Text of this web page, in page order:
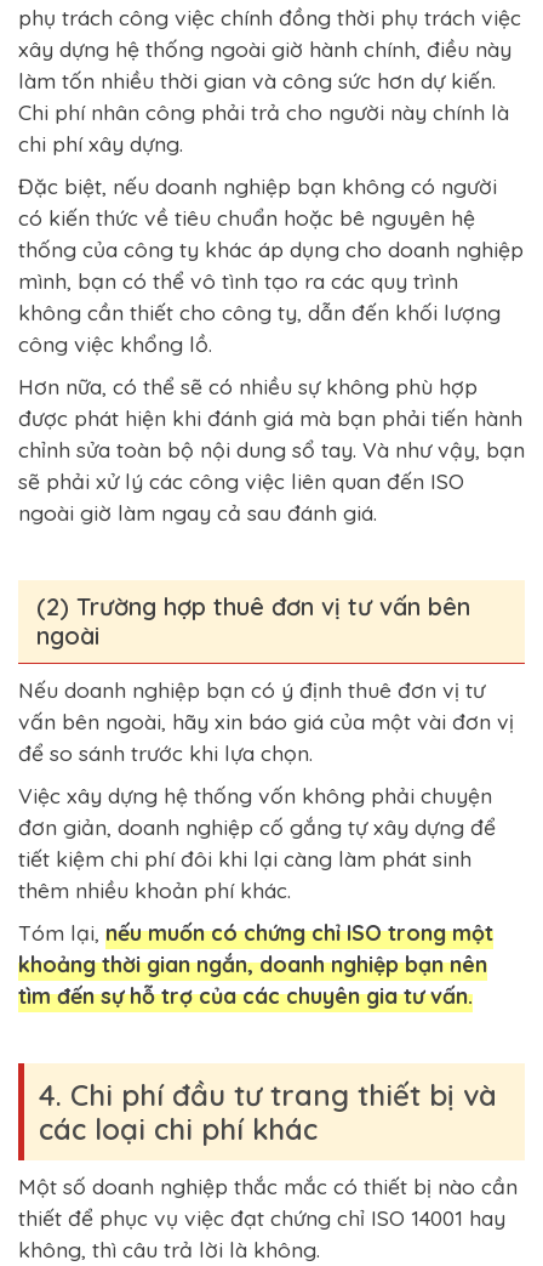
phụ trách công việc chính đồng thời phụ trách việc
xây dựng hệ thống ngoài giờ hành chính, điều này
làm tốn nhiều thời gian và công sức hơn dự kiến.
Chi phí nhân công phải trả cho người này chính là
chi phí xây dựng.
Đặc biệt, nếu doanh nghiệp bạn không có người
có kiến ​​​​thức về tiêu chuẩn hoặc bê nguyên hệ
thống của công ty khác áp dụng cho doanh nghiệp
mình, bạn có thể vô tình tạo ra các quy trình
không cần thiết cho công ty, dẫn đến khối lượng
công việc khổng lồ.
Hơn nữa, có thể sẽ có nhiều sự không phù hợp
được phát hiện khi đánh giá mà bạn phải tiến hành
chỉnh sửa toàn bộ nội dung sổ tay. Và như vậy, bạn
sẽ phải xử lý các công việc liên quan đến ISO
ngoài giờ làm ngay cả sau đánh giá.
(2) Trường hợp thuê đơn vị tư vấn bên
ngoài
Nếu doanh nghiệp bạn có ý định thuê đơn vị tư
vấn bên ngoài, hãy xin báo giá của một vài đơn vị
để so sánh trước khi lựa chọn.
Việc xây dựng hệ thống vốn không phải chuyện
đơn giản, doanh nghiệp cố gắng tự xây dựng để
tiết kiệm chi phí đôi khi lại càng làm phát sinh
thêm nhiều khoản phí khác.
Tóm lại, nếu muốn có chứng chỉ ISO trong một
khoảng thời gian ngắn, doanh nghiệp bạn nên
tìm đến sự hỗ trợ của các chuyên gia tư vấn.
4. Chi phí đầu tư trang thiết bị và
các loại chi phí khác
Một số doanh nghiệp thắc mắc có thiết bị nào cần
thiết để phục vụ việc đạt chứng chỉ ISO 14001 hay
không, thì câu trả lời là không.